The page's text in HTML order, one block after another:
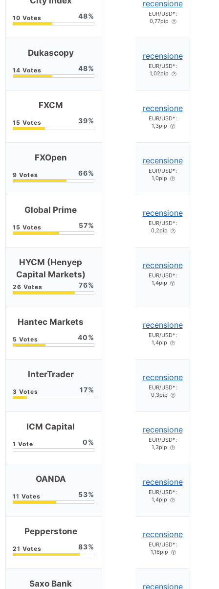
48
recensione
EUR/USD*:
0,77pip
Dukascopy
48
recensione
EUR/USD*:
1,02pip
FXCM
39
recensione
EUR/USD*:
1,3pip
FXOpen
66
recensione
EUR/USD*:
1,0pip
Global Prime
57
recensione
EUR/USD*:
0,2pip
HYCM (Henyep
Capital Markets)
76
recensione
EUR/USD*:
1,4pip
Hantec Markets
40
recensione
EUR/USD*:
1,4pip
InterTrader
17
recensione
EUR/USD*:
0,3pip
ICM Capital
0
recensione
EUR/USD*:
1,3pip
OANDA
53
recensione
EUR/USD*:
1,4pip
Pepperstone
83
recensione
EUR/USD*:
1,16pip
Saxo Bank recensione